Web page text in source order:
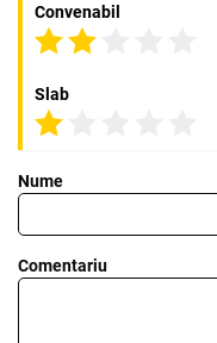
Convenabil
Slab
Nume
Comentariu